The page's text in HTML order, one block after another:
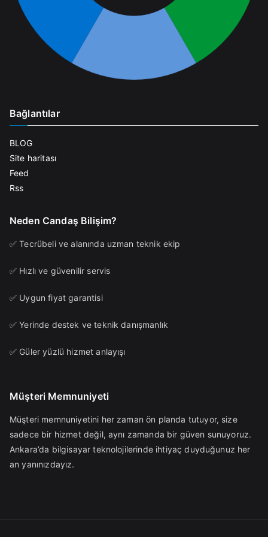
Bağlantılar
BLOG
Site haritası
Feed
Rss
Neden Candaş Bilişim?
✅ Tecrübeli ve alanında uzman teknik ekip
✅ Hızlı ve güvenilir servis
✅ Uygun fiyat garantisi
✅ Yerinde destek ve teknik danışmanlık
✅ Güler yüzlü hizmet anlayışı
Müşteri Memnuniyeti
Müşteri memnuniyetini her zaman ön planda tutuyor, size
sadece bir hizmet değil, aynı zamanda bir güven sunuyoruz.
Ankara’da bilgisayar teknolojilerinde ihtiyaç duyduğunuz her
an yanınızdayız.